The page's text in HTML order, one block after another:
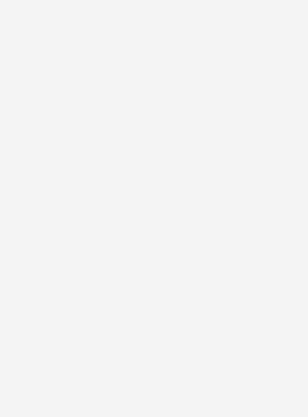
Anfang steht bekanntlich immer eine
Menschen zueinander, die an diese
die Teil dieser Idee sein möchten. Der
Fassadenhandwerk verdeutlicht diesen
dann, wenn die Finalisten des
„Meisterstück des Jahres“ riesige
transportieren, um an der
dann, wenn sich Wettkämpfer
wochenlang auf nationale
vorbereiten. Ebenso
die Mitglieder der Stiftung
Kupferschmiede-Museum oder das
Baumetalle (iib). Im selben
Verein diplomierter Spenglermeister der
Bayern e. V.